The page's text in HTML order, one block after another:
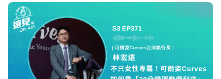
Powered by Firstory Hosting
Firstory Podcast 廣告 —— 在少子化浪潮、私校面臨退場
海嘯的嚴峻考驗下，南台灣的技職學校該如何轉型突圍？
本集《遠見ON AIR》邀請到樹德科技大學校長王昭雄，帶
你解析樹德科大如何打造出兼顧學校永續發展與地方創生的
技職教育新典範！ 🔺如何從「傳統私校」轉型為「產學無
縫接軌者」？ 🔺AI如何深度賦能設計與人文學科學群？ 🔺